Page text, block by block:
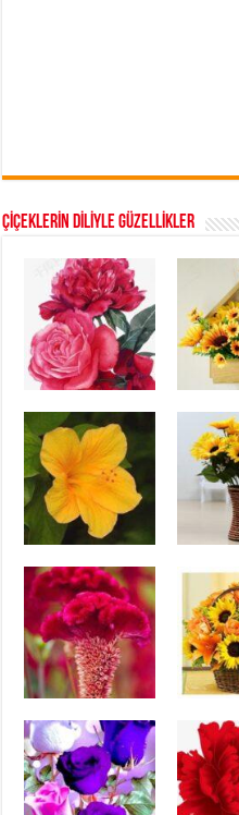
ÇİÇEKLERİN DİLİYLE GÜZELLİKLER